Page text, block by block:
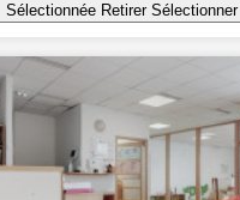
Sélectionnée RetirerSélectionner